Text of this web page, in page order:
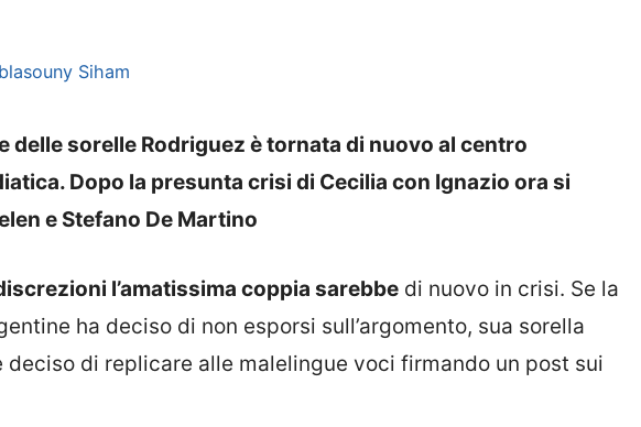
Siham
delle sorelle Rodriguez è tornata di nuovo al centro
Dopo la presunta crisi di Cecilia con Ignazio ora si
e Stefano De Martino
l’amatissima coppia sarebbe di nuovo in crisi. Se la
ha deciso di non esporsi sull’argomento, sua sorella
deciso di replicare alle malelingue voci firmando un post sui